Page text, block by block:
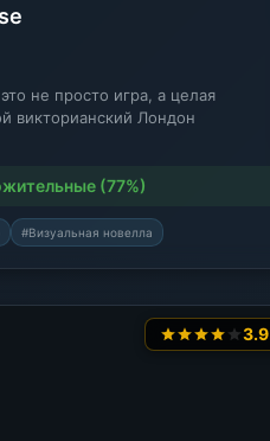
не просто игра, а целая
викторианский Лондон
(77%)
#Визуальная новелла
3.9